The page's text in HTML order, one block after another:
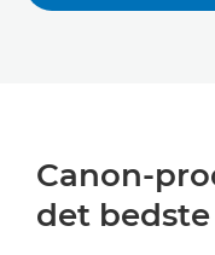
Canon-
det